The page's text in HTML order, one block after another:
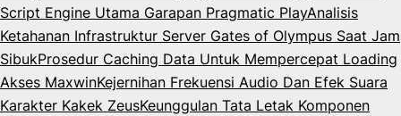
Script Engine Utama Garapan Pragmatic PlayAnalisis
Ketahanan Infrastruktur Server Gates of Olympus Saat Jam
SibukProsedur Caching Data Untuk Mempercepat Loading
Akses MaxwinKejernihan Frekuensi Audio Dan Efek Suara
Karakter Kakek ZeusKeunggulan Tata Letak Komponen